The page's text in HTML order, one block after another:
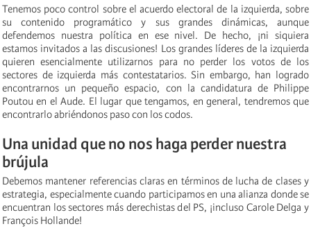
Tenemos poco control sobre el acuerdo electoral de la izquierda, sobre
su contenido programático y sus grandes dinámicas, aunque
defendemos nuestra política en ese nivel. De hecho, ¡ni siquiera
estamos invitados a las discusiones! Los grandes líderes de la izquierda
quieren esencialmente utilizarnos para no perder los votos de los
sectores de izquierda más contestatarios. Sin embargo, han logrado
encontrarnos un pequeño espacio, con la candidatura de Philippe
Poutou en el Aude. El lugar que tengamos, en general, tendremos que
encontrarlo abriéndonos paso con los codos.
Una unidad que no nos haga perder nuestra
brújula
Debemos mantener referencias claras en términos de lucha de clases y
estrategia, especialmente cuando participamos en una alianza donde se
encuentran los sectores más derechistas del PS, ¡incluso Carole Delga y
François Hollande!